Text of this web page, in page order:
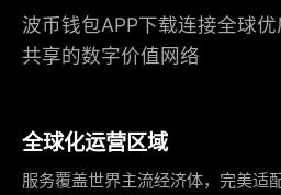
波币钱包APP下载连接全球优
共享的数字价值网络
全球化运营区域
服务覆盖世界主流经济体，完美适